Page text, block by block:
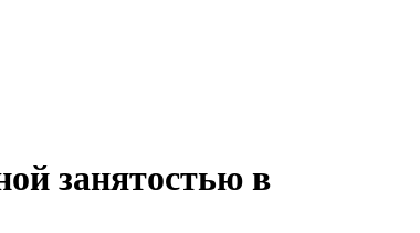
занятостью в